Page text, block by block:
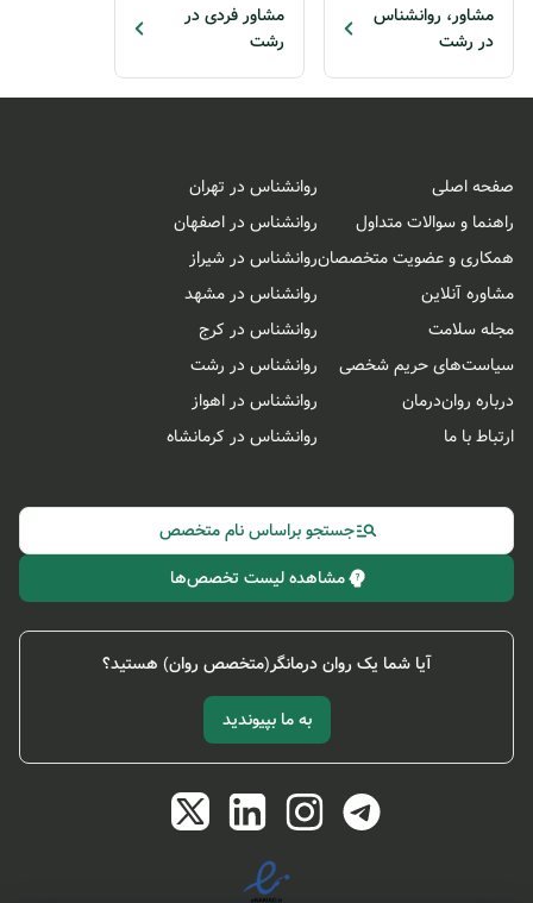
مشاور، روانشناس
در رشت
مشاور فردی در
رشت
صفحه اصلی
راهنما و سوالات متداول
همکاری و عضویت متخصصان
مشاوره آنلاین
مجله سلامت
سیاست‌های حریم شخصی
درباره روان‌درمان
ارتباط با ما
روانشناس در تهران
روانشناس در اصفهان
روانشناس در شیراز
روانشناس در مشهد
روانشناس در کرج
روانشناس در رشت
روانشناس در اهواز
روانشناس در کرمانشاه
جستجو براساس نام متخصص
مشاهده لیست تخصص‌ها
آیا شما یک روان درمانگر(متخصص روان) هستید؟
به ما بپیوندید